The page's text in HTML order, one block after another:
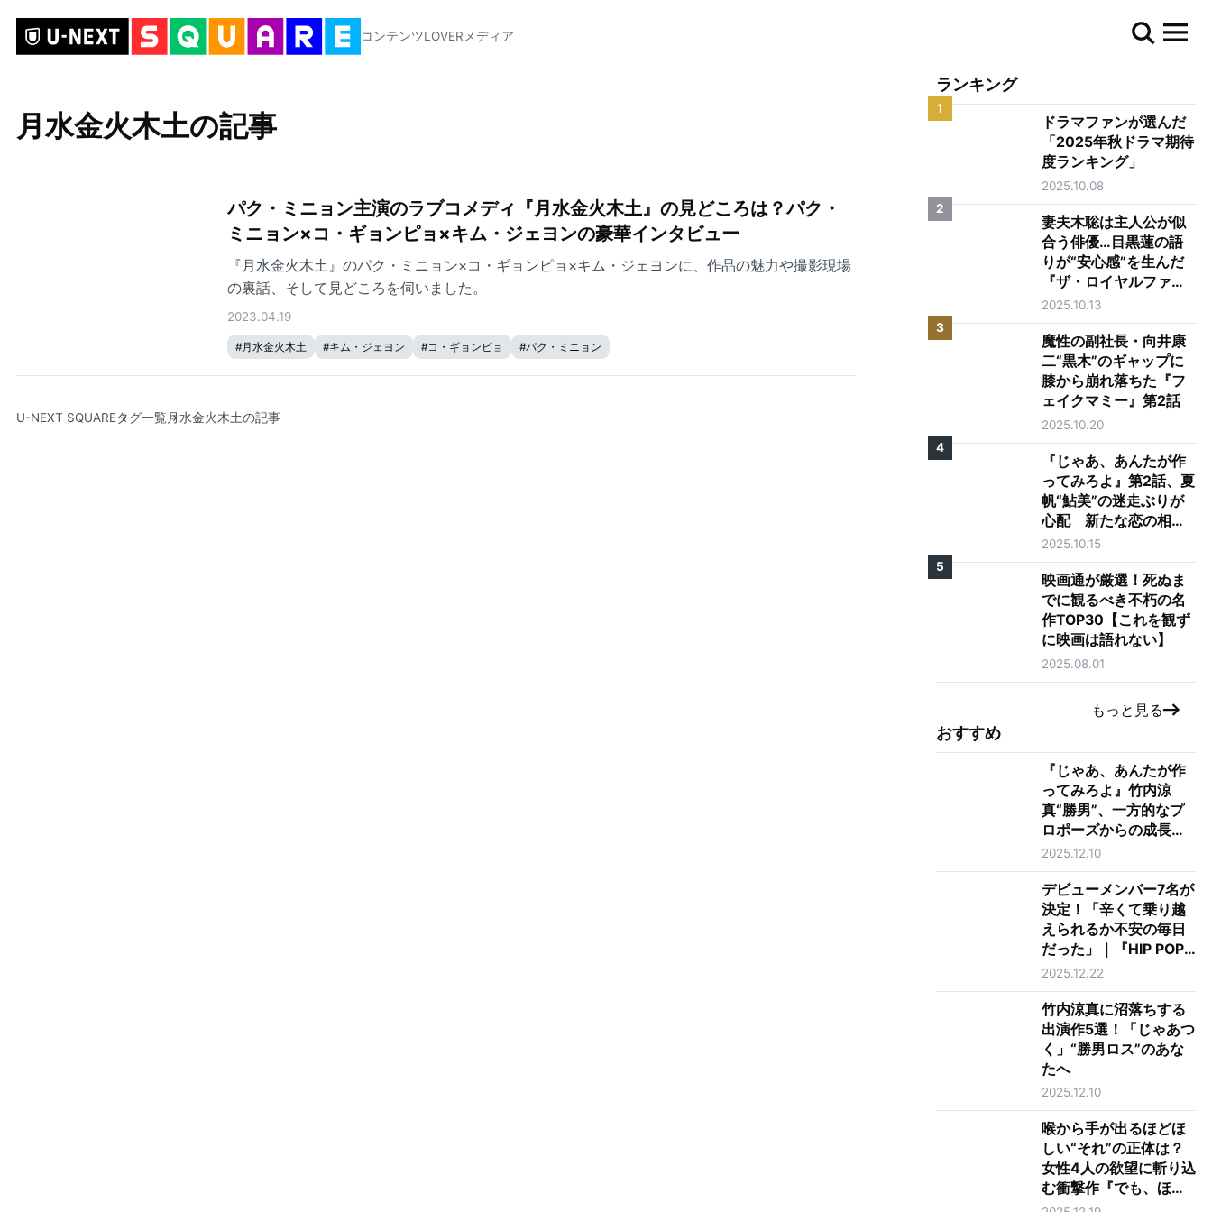
コンテンツLOVERメディア
月水金火木土の記事
パク・ミニョン主演のラブコメディ『月水金火木土』の見どころは？パク・
ミニョン×コ・ギョンピョ×キム・ジェヨンの豪華インタビュー
『月水金火木土』のパク・ミニョン×コ・ギョンピョ×キム・ジェヨンに、作品の魅力や撮影現場
の裏話、そして見どころを伺いました。
2023.04.19
#月水金火木土 #キム・ジェヨン #コ・ギョンピョ #パク・ミニョン
U-NEXT SQUAREタグ一覧月水金火木土の記事
ランキング
1
ドラマファンが選んだ
「2025年秋ドラマ期待
度ランキング」
2025.10.08
2
妻夫木聡は主人公が似
合う俳優…目黒蓮の語
りが“安心感”を生んだ
『ザ・ロイヤルファミ
リー』第1話
2025.10.13
3
魔性の副社長・向井康
二“黒木”のギャップに
膝から崩れ落ちた『フ
ェイクマミー』第2話
2025.10.20
4
『じゃあ、あんたが作
ってみろよ』第2話、夏
帆“鮎美”の迷走ぶりが
心配 新たな恋の相手
に「大丈夫そう？」の
声も
2025.10.15
5
映画通が厳選！死ぬま
でに観るべき不朽の名
作TOP30【これを観ず
に映画は語れない】
2025.08.01
もっと見る
おすすめ
『じゃあ、あんたが作
ってみろよ』竹内涼
真“勝男”、一方的なプ
ロポーズからの成長に
涙 最終回で夏帆“鮎
美”に告げた最上級の愛
とは
2025.12.10
デビューメンバー7名が
決定！「辛くて乗り越
えられるか不安の毎日
だった」｜『HIP POP
Princess』最終回レビ
ュー
2025.12.22
竹内涼真に沼落ちする
出演作5選！「じゃあつ
く」“勝男ロス”のあな
たへ
2025.12.10
喉から手が出るほどほ
しい“それ”の正体は？
女性4人の欲望に斬り込
む衝撃作『でも、ほし
い』山下紘加インタビ